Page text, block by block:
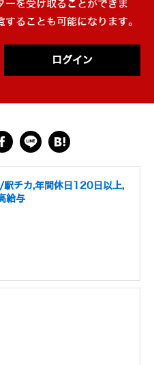
ーを受け取ることができま
ることも可能になります。
ログイン
/駅チカ,年間休日120日以上,
給与